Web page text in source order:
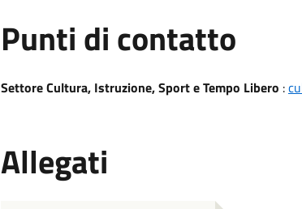
Punti di contatto
Settore Cultura, Istruzione, Sport e Tempo Libero :
Allegati